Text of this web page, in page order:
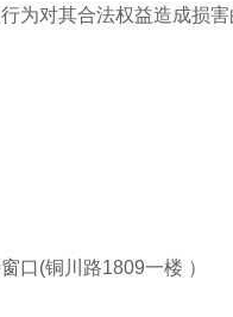
为对其合法权益造成损害
(铜川路1809一楼 ）